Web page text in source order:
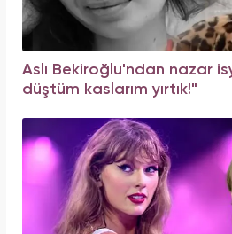
Aslı Bekiroğlu'ndan nazar
düştüm kaslarım yırtık!"